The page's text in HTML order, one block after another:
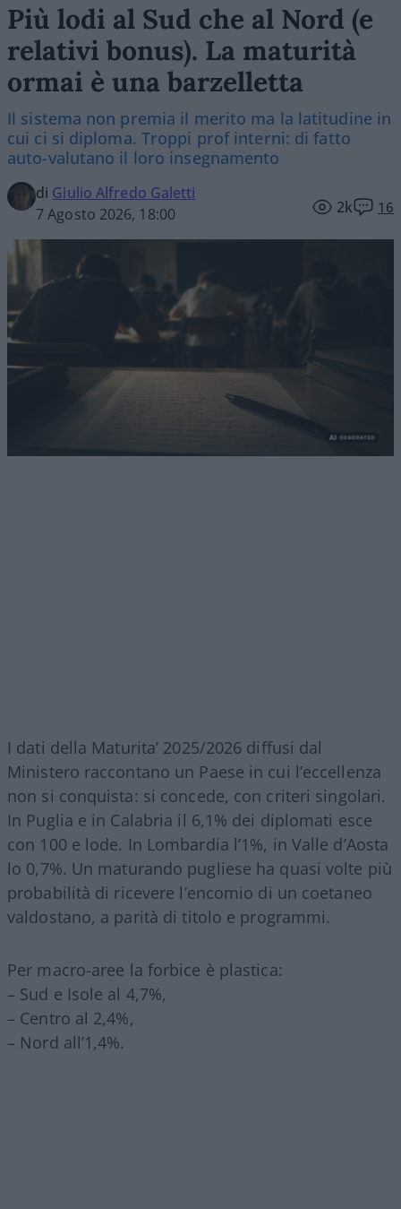
Più lodi al Sud che al Nord (e
relativi bonus). La maturità
ormai è una barzelletta
Il sistema non premia il merito ma la latitudine in
cui ci si diploma. Troppi prof interni: di fatto
auto-valutano il loro insegnamento
di Giulio Alfredo Galetti
7 Agosto 2026, 18:00
2k 16
I dati della Maturita’ 2025/2026 diffusi dal
Ministero raccontano un Paese in cui l’eccellenza
non si conquista: si concede, con criteri singolari.
In Puglia e in Calabria il 6,1% dei diplomati esce
con 100 e lode. In Lombardia l’1%, in Valle d’Aosta
lo 0,7%. Un maturando pugliese ha quasi volte più
probabilità di ricevere l’encomio di un coetaneo
valdostano, a parità di titolo e programmi.
Per macro-aree la forbice è plastica:
– Sud e Isole al 4,7%,
– Centro al 2,4%,
– Nord all’1,4%.